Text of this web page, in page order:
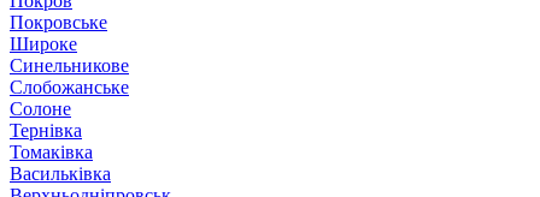
Покровське
Широке
Синельникове
Слобожанське
Солоне
Тернівка
Томаківка
Васильківка